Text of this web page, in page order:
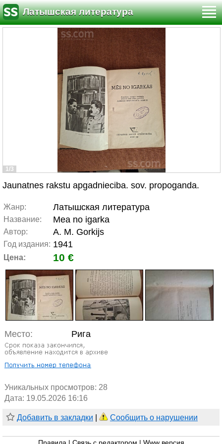
Латышская литература
1/3
Jaunatnes rakstu apgadnieciba. sov. propoganda.
Жанр: Латышская литература
Название: Mea no igarka
Автор: A. M. Gorkijs
Год издания: 1941
Цена: 10 €
Место: Рига
Уникальных просмотров: 28
Дата: 19.05.2026 16:16
Добавить в закладки Сообщить о нарушении